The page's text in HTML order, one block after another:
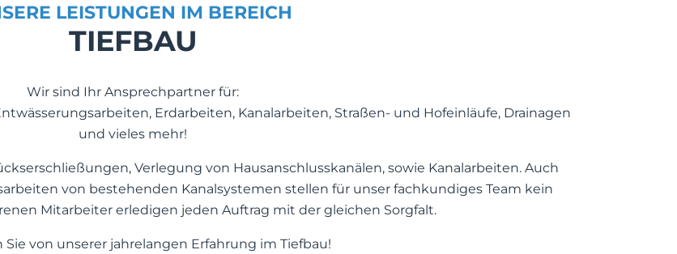
LEISTUNGEN IM BEREICH
TIEFBAU
Wir sind Ihr Ansprechpartner für:
Erdarbeiten, Kanalarbeiten, Straßen- und Hofeinläufe, Drainagen
und vieles mehr!
Verlegung von Hausanschlusskanälen, sowie Kanalarbeiten. Auch
von bestehenden Kanalsystemen stellen für unser fachkundiges Team kein
Mitarbeiter erledigen jeden Auftrag mit der gleichen Sorgfalt.
Sie von unserer jahrelangen Erfahrung im Tiefbau!